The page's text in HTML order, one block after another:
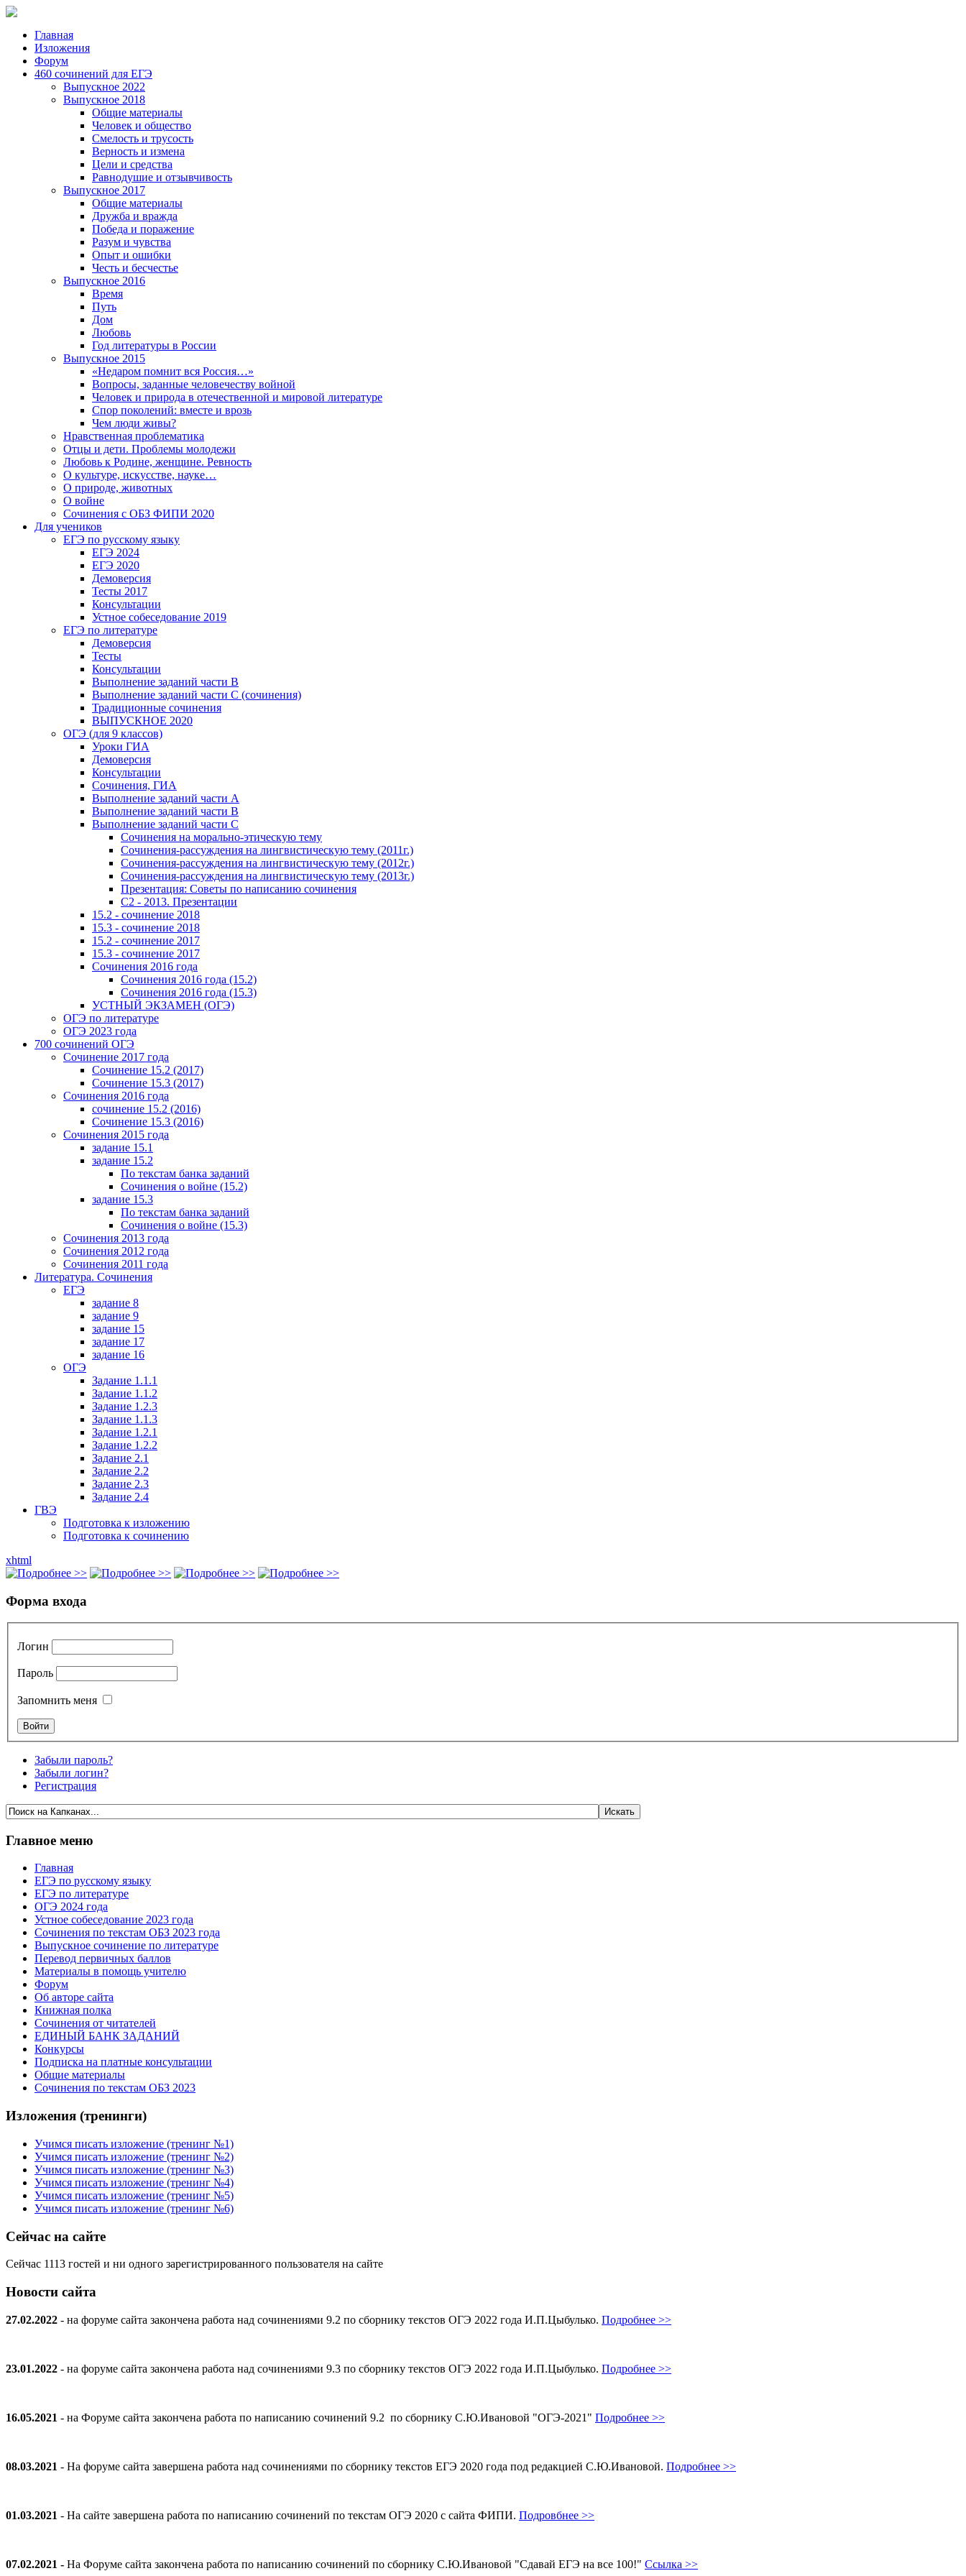
Главная
Изложения
Форум
460 сочинений для ЕГЭ
Выпускное 2022
Выпускное 2018
Общие материалы
Человек и общество
Смелость и трусость
Верность и измена
Цели и средства
Равнодушие и отзывчивость
Выпускное 2017
Общие материалы
Дружба и вражда
Победа и поражение
Разум и чувства
Опыт и ошибки
Честь и бесчестье
Выпускное 2016
Время
Путь
Дом
Любовь
Год литературы в России
Выпускное 2015
«Недаром помнит вся Россия…»
Вопросы, заданные человечеству войной
Человек и природа в отечественной и мировой литературе
Спор поколений: вместе и врозь
Чем люди живы?
Нравственная проблематика
Отцы и дети. Проблемы молодежи
Любовь к Родине, женщине. Ревность
О культуре, искусстве, науке…
О природе, животных
О войне
Сочинения с ОБЗ ФИПИ 2020
Для учеников
ЕГЭ по русскому языку
ЕГЭ 2024
ЕГЭ 2020
Демоверсия
Тесты 2017
Консультации
Устное собеседование 2019
ЕГЭ по литературе
Демоверсия
Тесты
Консультации
Выполнение заданий части В
Выполнение заданий части С (сочинения)
Традиционные сочинения
ВЫПУСКНОЕ 2020
ОГЭ (для 9 классов)
Уроки ГИА
Демоверсия
Консультации
Сочинения, ГИА
Выполнение заданий части А
Выполнение заданий части В
Выполнение заданий части С
Сочинения на морально-этическую тему
Сочинения-рассуждения на лингвистическую тему (2011г.)
Сочинения-рассуждения на лингвистическую тему (2012г.)
Сочинения-рассуждения на лингвистическую тему (2013г.)
Презентация: Советы по написанию сочинения
C2 - 2013. Презентации
15.2 - сочинение 2018
15.3 - сочинение 2018
15.2 - сочинение 2017
15.3 - сочинение 2017
Сочинения 2016 года
Сочинения 2016 года (15.2)
Сочинения 2016 года (15.3)
УСТНЫЙ ЭКЗАМЕН (ОГЭ)
ОГЭ по литературе
ОГЭ 2023 года
700 cочинений ОГЭ
Сочинение 2017 года
Сочинение 15.2 (2017)
Сочинение 15.3 (2017)
Сочинения 2016 года
сочинение 15.2 (2016)
Сочинение 15.3 (2016)
Сочинения 2015 года
задание 15.1
задание 15.2
По текстам банка заданий
Сочинения о войне (15.2)
задание 15.3
По текстам банка заданий
Сочинения о войне (15.3)
Сочинения 2013 года
Сочинения 2012 года
Сочинения 2011 года
Литература. Сочинения
ЕГЭ
задание 8
задание 9
задание 15
задание 17
задание 16
ОГЭ
Задание 1.1.1
Задание 1.1.2
Задание 1.2.3
Задание 1.1.3
Задание 1.2.1
Задание 1.2.2
Задание 2.1
Задание 2.2
Задание 2.3
Задание 2.4
ГВЭ
Подготовка к изложению
Подготовка к сочинению
xhtml
Форма входа
Логин
Пароль
Запомнить меня
Забыли пароль?
Забыли логин?
Регистрация
Главное меню
Главная
ЕГЭ по русскому языку
ЕГЭ по литературе
ОГЭ 2024 года
Устное собеседование 2023 года
Сочинения по текстам ОБЗ 2023 года
Выпускное сочинение по литературе
Перевод первичных баллов
Материалы в помощь учителю
Форум
Об авторе сайта
Книжная полка
Cочинения от читателей
ЕДИНЫЙ БАНК ЗАДАНИЙ
Конкурсы
Подписка на платные консультации
Общие материалы
Сочинения по текстам ОБЗ 2023
Изложения (тренинги)
Учимся писать изложение (тренинг №1)
Учимся писать изложение (тренинг №2)
Учимся писать изложение (тренинг №3)
Учимся писать изложение (тренинг №4)
Учимся писать изложение (тренинг №5)
Учимся писать изложение (тренинг №6)
Сейчас на сайте
Сейчас 1113 гостей и ни одного зарегистрированного пользователя на сайте
Новости сайта
27.02.2022 - на форуме сайта закончена работа над сочинениями 9.2 по сборнику текстов ОГЭ 2022 года И.П.Цыбулько. Подробнее >>
23.01.2022 - на форуме сайта закончена работа над сочинениями 9.3 по сборнику текстов ОГЭ 2022 года И.П.Цыбулько. Подробнее >>
16.05.2021 - на Форуме сайта закончена работа по написанию сочинений 9.2 по сборнику С.Ю.Ивановой "ОГЭ-2021" Подробнее >>
08.03.2021 - На форуме сайта завершена работа над сочинениями по сборнику текстов ЕГЭ 2020 года под редакцией С.Ю.Ивановой. Подробнее >>
01.03.2021 - На сайте завершена работа по написанию сочинений по текстам ОГЭ 2020 с сайта ФИПИ. Подровбнее >>
07.02.2021 - На Форуме сайта закончена работа по написанию сочинений по сборнику С.Ю.Ивановой "Сдавай ЕГЭ на все 100!" Ссылка >>